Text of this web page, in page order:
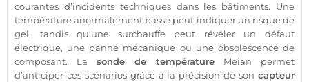
courantes d’incidents techniques dans les bâtiments. Une
températureanormalement basse peut indiquer un risque de
gel, tandis qu’une surchauffe peut révéler un défaut
électrique, une panne mécanique ou une obsolescence de
composant. La sonde de température Meian permet
d’anticiper ces scénarios grâce à la précision de son capteur